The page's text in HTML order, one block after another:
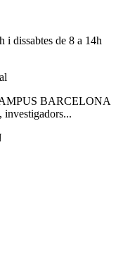
i dissabtes de 8 a 14h
BARCELONA
investigadors...